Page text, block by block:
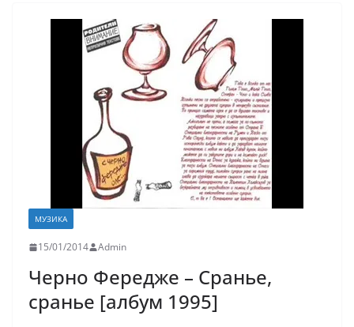
МУЗИКА
15/01/2014 Admin
Черно Фередже – Сранье,
сранье [албум 1995]